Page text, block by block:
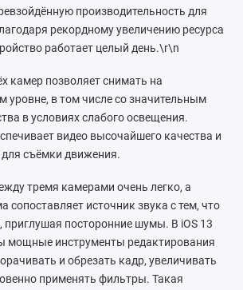
производительность для
рекордному увеличению ресурса
работает целый день.\r\n
камер позволяет снимать на
уровне, в том числе со значительным
в условиях слабого освещения.
видео высочайшего качества и
съёмки движения.
тремя камерами очень легко, а
сопоставляет источник звука с тем, что
приглушая посторонние шумы. В iOS 13
мощные инструменты редактирования
и обрезать кадр, увеличивать
применять фильтры. Такая